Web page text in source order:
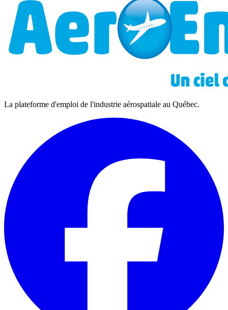
La plateforme d'emploi de l'industrie aérospatiale au Québec.